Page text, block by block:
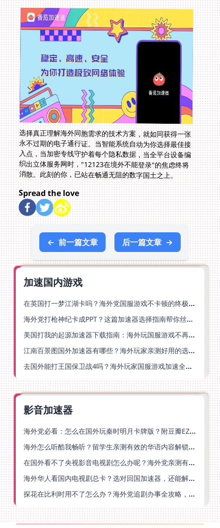
选择真正理解海外同胞需求的技术方案，就如同获得一张
永不过期的电子通行证。当智能系统自动为你选择最佳接
入点，当加密专线守护着每个隐私数据，当全平台设备编
织出立体服务网时，"12123在境外不能登录"的焦虑终将
消散。此刻的你，已站在畅通无阻的数字国土之上。
Spread the love
← 前一篇文章 后一篇文章 →
加速国内游戏
在英国打一梦江湖卡吗？海外党国服游戏不卡顿的终极解法
海外党打枪神纪卡成PPT？这篇加速器选择指南帮你丝滑上分
美国打我的起源加速器下载指南：海外玩国服游戏不再卡的终极方案
江南百景图国外加速器有哪些？海外玩家亲测好用的选择与避坑指南
去国外能打王国保卫战4吗？海外玩家国服游戏加速全攻略（附公主连结幻想江湖实测）
影音加速器
海外党必看：怎么在国外玩秦时明月卡牌版？附豆瓣EZCast地区限制破解法
海外怎么听酷我畅听？留学生亲测有效的华语内容解锁指南
在国外看不了央视影音电视剧怎么办呢？海外党亲测有效的回国加速方案
海外华人看国内电视剧总卡？选对回国加速器，还能解决菲律宾打不开反诈中心的问题
探花在比利时用不了怎么办？海外党追剧办事全攻略，选对加速器就够了